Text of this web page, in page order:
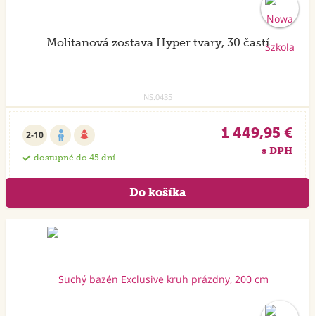
Molitanová zostava Hyper tvary, 30 častí
NS.0435
2-10
dostupné do 45 dní
1 449,95 €
s DPH